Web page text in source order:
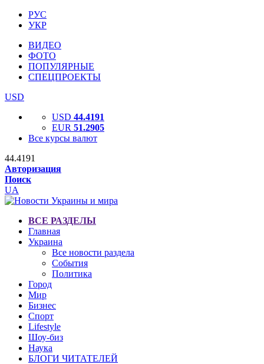
РУС
УКР
ВИДЕО
ФОТО
ПОПУЛЯРНЫЕ
СПЕЦПРОЕКТЫ
USD
USD 44.4191
EUR 51.2905
Все курсы валют
44.4191
Авторизация
Поиск
UA
ВСЕ РАЗДЕЛЫ
Главная
Украина
Все новости раздела
События
Политика
Город
Мир
Бизнес
Спорт
Lifestyle
Шоу-биз
Наука
БЛОГИ ЧИТАТЕЛЕЙ